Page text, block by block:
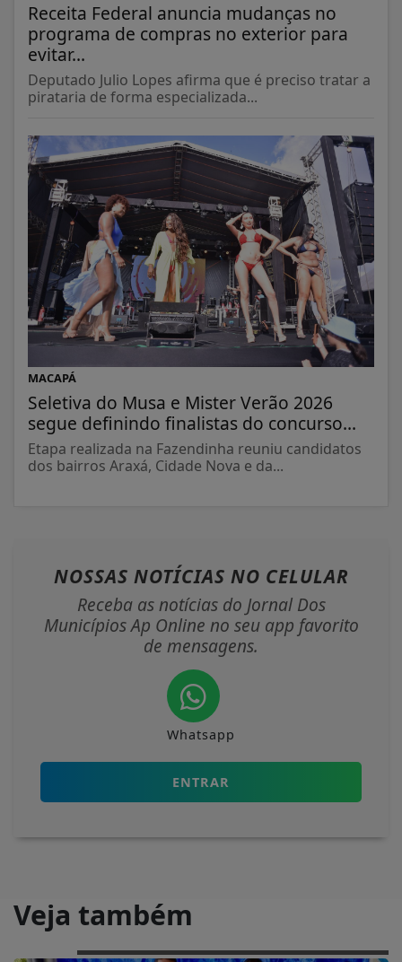
Receita Federal anuncia mudanças no
programa de compras no exterior para
evitar...
Deputado Julio Lopes afirma que é preciso tratar a
pirataria de forma especializada...
MACAPÁ
Seletiva do Musa e Mister Verão 2026
segue definindo finalistas do concurso...
Etapa realizada na Fazendinha reuniu candidatos
dos bairros Araxá, Cidade Nova e da...
NOSSAS NOTÍCIAS NO CELULAR
Receba as notícias do Jornal Dos
Municípios Ap Online no seu app favorito
de mensagens.
Whatsapp
ENTRAR
Veja também